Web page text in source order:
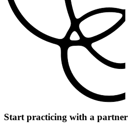
Start practicing with a partner